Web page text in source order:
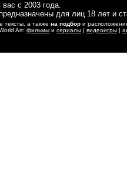
с 2003 года.
для лиц 18 лет и
тексты, а также на подбор и
Art: фильмы и сериалы | видеоигры |